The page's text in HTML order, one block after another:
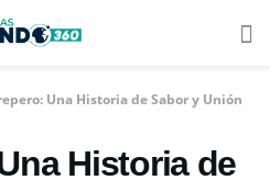
Una Historia de Sabor y Unión
Historia de